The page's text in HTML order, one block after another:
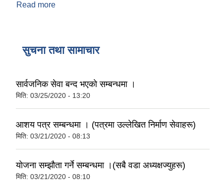
Read more
सुचना तथा सामाचार
सार्वजनिक सेवा बन्द भएकाे सम्बन्धमा ।
मिति: 03/25/2020 - 13:20
आशय पत्र सम्बन्धमा । (पत्रमा उल्लेखित निर्माण सेवाहरू)
मिति: 03/21/2020 - 08:13
याेजना सम्झाैता गर्ने सम्बन्धमा ।(सबै वडा अध्यक्षज्युहरू)
मिति: 03/21/2020 - 08:10